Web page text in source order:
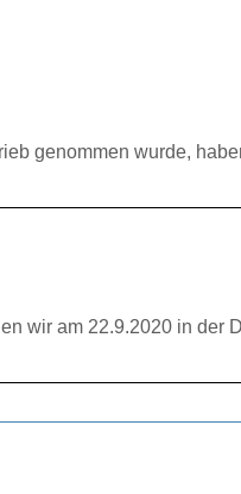
genommen wurde,
wir am 22.9.2020 in der